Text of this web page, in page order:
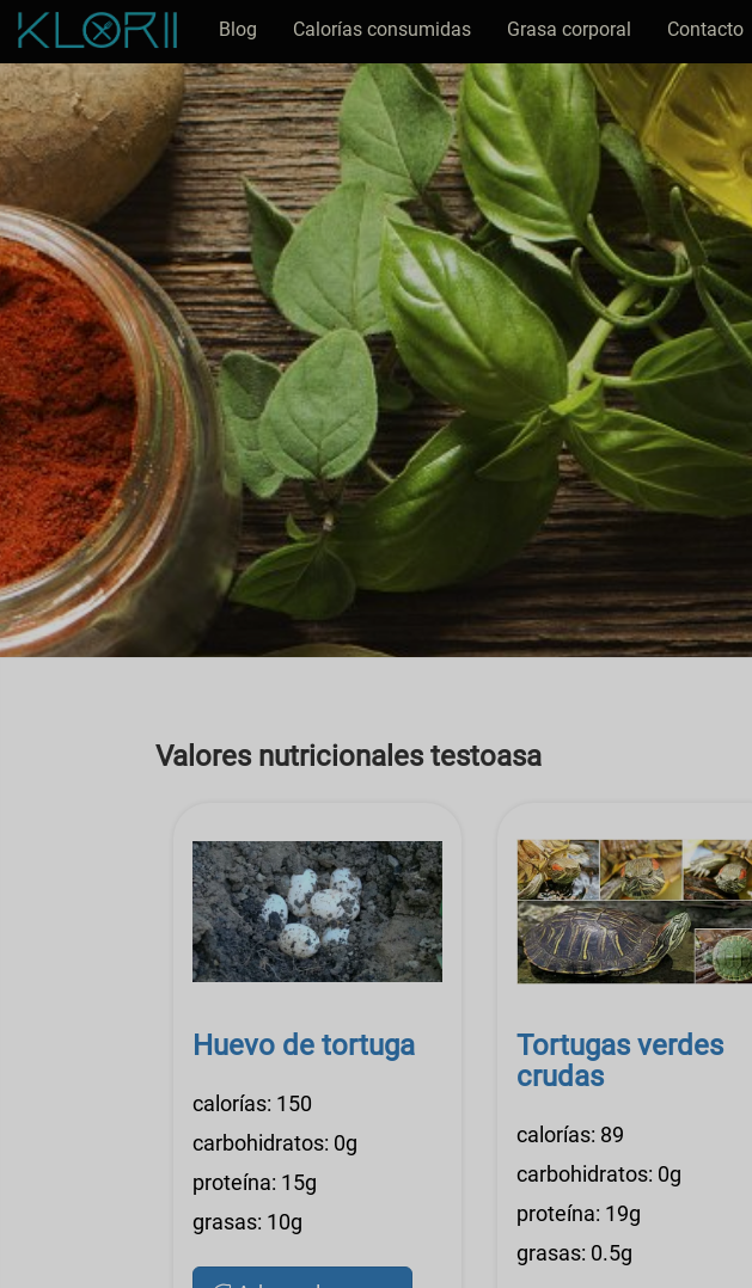
Blog Calorías consumidas Grasa corporal Contacto
Valores nutricionales testoasa
Huevo de tortuga
calorías: 150
carbohidratos: 0g
proteína: 15g
grasas: 10g
Tortugas verdes
crudas
calorías: 89
carbohidratos: 0g
proteína: 19g
grasas: 0.5g